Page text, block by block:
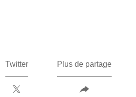
Twitter Plus de partage